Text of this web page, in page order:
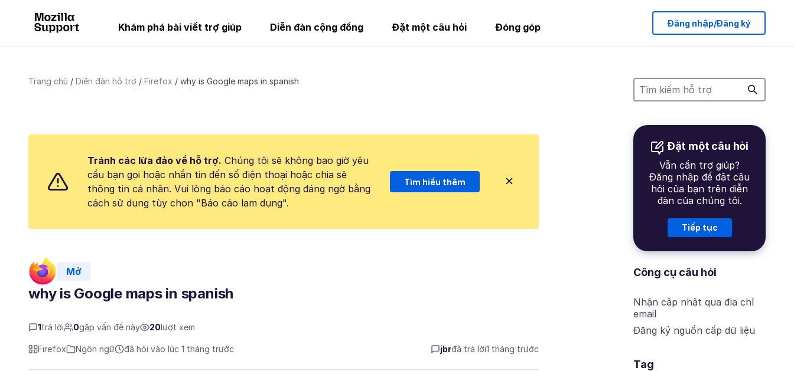
Khám phá bài viết trợ giúp Diễn đàn cộng đồng Đặt một câu hỏi Đóng góp Đăng nhập/Đăng ký
Trang chủ Diễn đàn hỗ trợ Firefox why is Google maps in spanish
Đặt một câu hỏi
Vẫn cần trợ giúp?
Đăng nhập để đặt câu
hỏi của bạn trên diễn
đàn của chúng tôi.
Tiếp tục
Công cụ câu hỏi
Nhận cập nhật qua địa chỉ
email
Đăng ký nguồn cấp dữ liệu
Tag
Tránh các lừa đảo về hỗ trợ. Chúng tôi sẽ không bao giờ yêu
cầu bạn gọi hoặc nhắn tin đến số điện thoại hoặc chia sẻ
thông tin cá nhân. Vui lòng báo cáo hoạt động đáng ngờ bằng
cách sử dụng tùy chọn "Báo cáo lạm dụng".
Tìm hiểu thêm
Mở
why is Google maps in spanish
1 trả lời 0gặp vấn đề này 20 lượt xem
Firefox Ngôn ngữ đã hỏi vào lúc 1 tháng trước jbrđã trả lời1 tháng trước